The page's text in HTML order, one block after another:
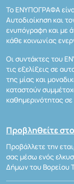
Το ΕΝΥΠΟΓΡΑΦΑ
Αυτοδιοίκηση και
ενυπόγραφη και με
κάθε κοινωνίας
Οι συντάκτες του
τις εξελίξεις σε
της μίας και
καταστούν
καθημερινότητας
Προβληθείτε
Προβάλλετε την
σας μέσω ενός
Δήμων του Βορείου